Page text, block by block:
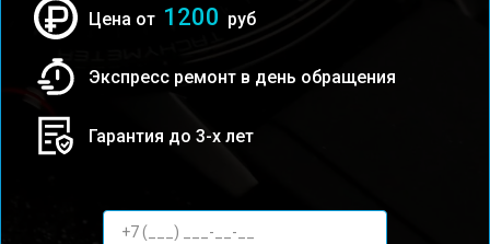
Цена от 1200 руб
Экспресс ремонт в день обращения
Гарантия до 3-х лет